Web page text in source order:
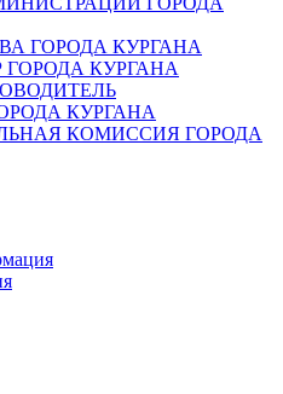
ГОРОДА КУРГАНА
КУРГАНА
КУРГАНА
КОМИССИЯ ГОРОДА